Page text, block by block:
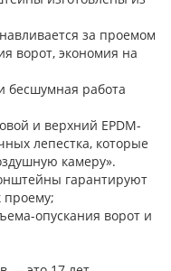
за проемом
ворот, экономия на
работа
и верхний EPDM-
лепестка, которые
камеру».
гарантируют
проему;
опускания ворот и
замка;